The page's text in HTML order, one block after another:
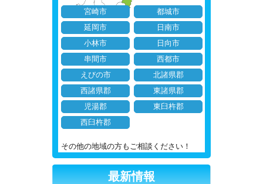
宮崎市
都城市
延岡市
日南市
小林市
日向市
串間市
西都市
えびの市
北諸県郡
西諸県郡
東諸県郡
児湯郡
東臼杵郡
西臼杵郡
その他の地域の方もご相談ください！
最新情報